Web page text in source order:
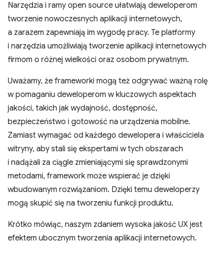
Narzędzia i ramy open source ułatwiają deweloperom
tworzenie nowoczesnych aplikacji internetowych,
a zarazem zapewniają im wygodę pracy. Te platformy
i narzędzia umożliwiają tworzenie aplikacji internetowych
firmom o różnej wielkości oraz osobom prywatnym.
Uważamy, że frameworki mogą też odgrywać ważną rolę
w pomaganiu deweloperom w kluczowych aspektach
jakości, takich jak wydajność, dostępność,
bezpieczeństwo i gotowość na urządzenia mobilne.
Zamiast wymagać od każdego dewelopera i właściciela
witryny, aby stali się ekspertami w tych obszarach
i nadążali za ciągle zmieniającymi się sprawdzonymi
metodami, framework może wspierać je dzięki
wbudowanym rozwiązaniom. Dzięki temu deweloperzy
mogą skupić się na tworzeniu funkcji produktu.
Krótko mówiąc, naszym zdaniem wysoka jakość UX jest
efektem ubocznym tworzenia aplikacji internetowych.